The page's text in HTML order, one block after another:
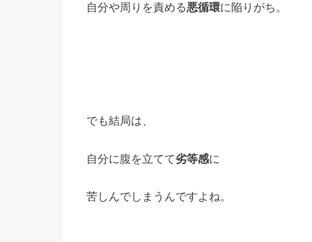
自分や周りを責める悪循環に陥りがち。
でも結局は、
自分に腹を立てて劣等感に
苦しんでしまうんですよね。